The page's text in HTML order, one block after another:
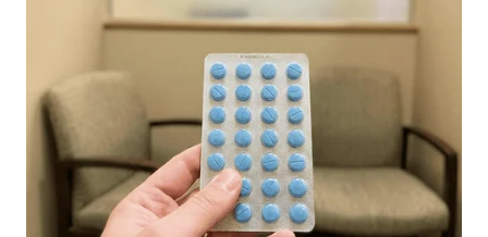
BENGKULU
WN
LAMPUNG
WN